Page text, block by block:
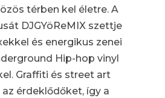
térben kel életre. A
DJGYöReMIX szettje
és energikus zenei
Hip-hop vinyl
Graffiti és street art
érdeklődőket, így a